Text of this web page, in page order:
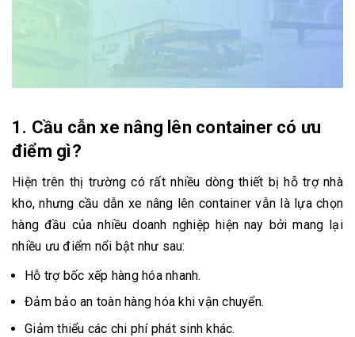
1. Cầu cẫn xe nâng lên container có ưu
điểm gì?
Hiện trên thị trường có rất nhiều dòng thiết bị hỗ trợ nhà
kho, nhưng cầu dẫn xe nâng lên container vẫn là lựa chọn
hàng đầu của nhiều doanh nghiệp hiện nay bởi mang lại
nhiều ưu điểm nổi bật như sau:
Hỗ trợ bốc xếp hàng hóa nhanh.
Đảm bảo an toàn hàng hóa khi vận chuyển.
Giảm thiểu các chi phí phát sinh khác.